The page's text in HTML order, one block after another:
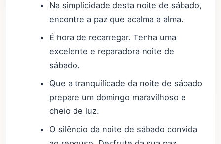
Na simplicidade desta noite de sábado,
encontre a paz que acalma a alma.
É hora de recarregar. Tenha uma
excelente e reparadora noite de
sábado.
Que a tranquilidade da noite de sábado
prepare um domingo maravilhoso e
cheio de luz.
O silêncio da noite de sábado convida